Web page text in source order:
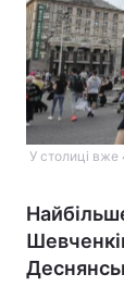
У столиці вже